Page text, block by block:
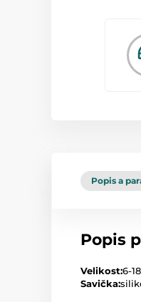
Popis a
Popis
Velikost:6-
Savička: